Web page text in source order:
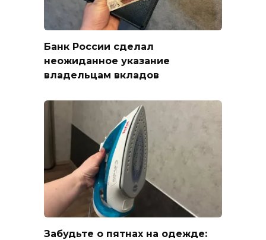
Банк России сделал
неожиданное указание
владельцам вкладов
Забудьте о пятнах на одежде: